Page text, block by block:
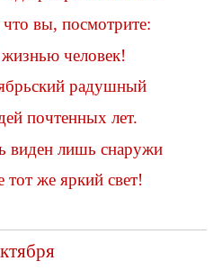
вы, посмотрите:
человек!
радушный
почтенных лет.
виден лишь снаружи
же яркий свет!